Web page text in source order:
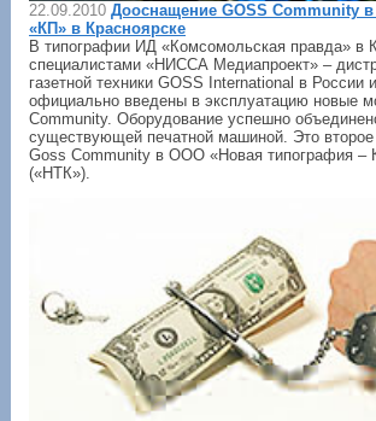
22.09.2010 Дооснащение GOSS Community
«КП» в Красноярске
В типографии ИД «Комсомольская правда» в
специалистами «НИССА Медиапроект» –
газетной техники GOSS International в России
официально введены в эксплуатацию новые
Community. Оборудование успешно
существующей печатной машиной. Это
Goss Community в ООО «Новая типография –
(«НТК»).